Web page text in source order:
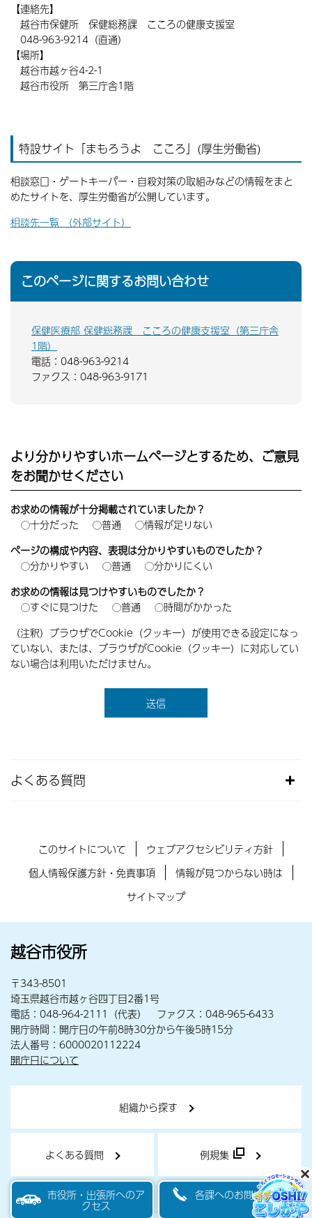
【連絡先】
越谷市保健所 保健総務課 こころの健康支援室
048-963-9214（直通）
【場所】
越谷市越ヶ谷4-2-1
越谷市役所 第三庁舎1階
特設サイト「まもろうよ こころ」(厚生労働省)
相談窓口・ゲートキーパー・自殺対策の取組みなどの情報をまと
めたサイトを、厚生労働省が公開しています。
相談先一覧 （外部サイト）
このページに関するお問い合わせ
保健医療部 保健総務課 こころの健康支援室（第三庁舎
1階）
電話：048-963-9214
ファクス：048-963-9171
より分かりやすいホームページとするため、ご意見
をお聞かせください
お求めの情報が十分掲載されていましたか？
十分だった
普通
情報が足りない
ページの構成や内容、表現は分かりやすいものでしたか？
分かりやすい
普通
分かりにくい
お求めの情報は見つけやすいものでしたか？
すぐに見つけた
普通
時間がかかった
（注釈）ブラウザでCookie（クッキー）が使用できる設定になっ
ていない、または、ブラウザがCookie（クッキー）に対応してい
ない場合は利用いただけません。
よくある質問
このサイトについて
ウェブアクセシビリティ方針
個人情報保護方針・免責事項
情報が見つからない時は
サイトマップ
越谷市役所
〒343-8501
埼玉県越谷市越ヶ谷四丁目2番1号
電話：048-964-2111（代表） ファクス：048-965-6433
開庁時間：開庁日の午前8時30分から午後5時15分
法人番号：6000020112224
開庁日について
組織から探す
よくある質問 例規集
市役所・出張所へのア
クセス
各課へのお問い合わせ